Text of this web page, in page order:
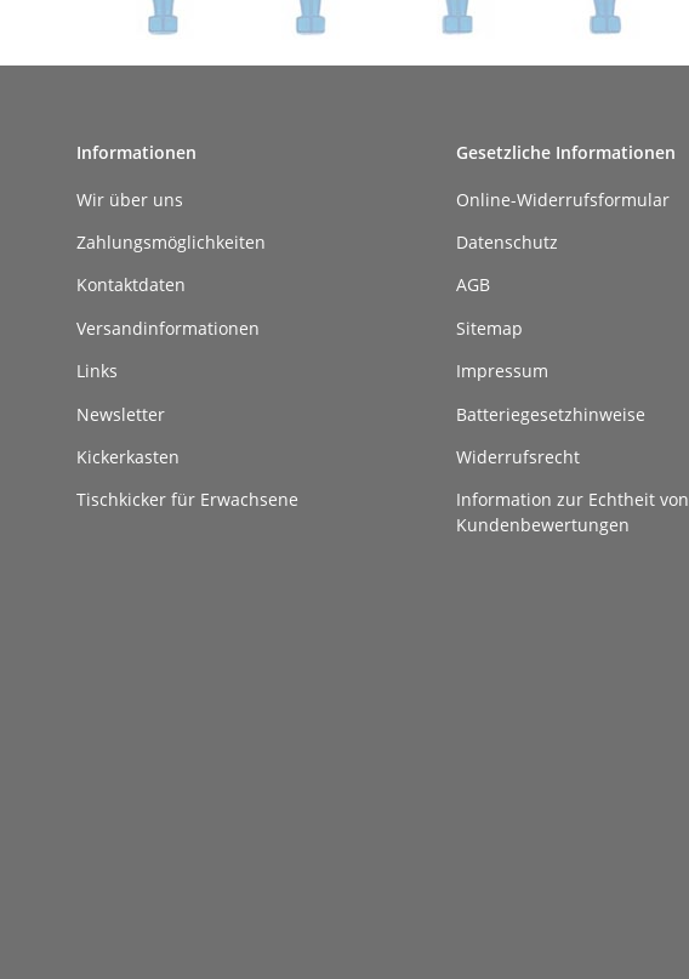
Informationen
Wir über uns
Zahlungsmöglichkeiten
Kontaktdaten
Versandinformationen
Links
Newsletter
Kickerkasten
Tischkicker für Erwachsene
Gesetzliche Informationen
Online-Widerrufsformular
Datenschutz
AGB
Sitemap
Impressum
Batteriegesetzhinweise
Widerrufsrecht
Information zur Echtheit von
Kundenbewertungen